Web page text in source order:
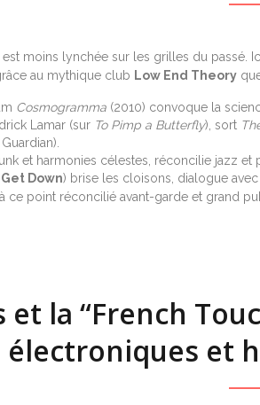
moins lynchée sur les grilles du
au mythique club Low End Theory
Cosmogramma (2010) convoque la
Lamar (sur To Pimp a Butterfly), sort
et harmonies célestes, réconcilie jazz et
Down) brise les cloisons, dialogue
ce point réconcilié avant-garde et grand
et la “French
électroniques et